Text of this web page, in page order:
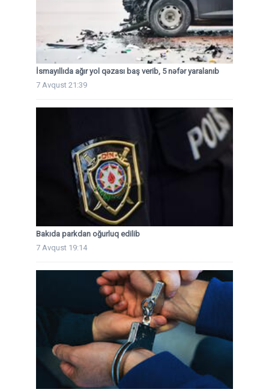
İsmayıllıda ağır yol qəzası baş verib, 5 nəfər yaralanıb
7 Avqust 21:39
Bakıda parkdan oğurluq edilib
7 Avqust 19:14